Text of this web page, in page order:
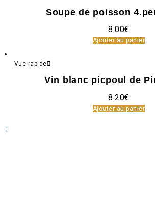
Soupe de poisson
8.00€
Ajouter au panier
Vue rapide
Vin blanc picpoul de
8.20€
Ajouter au panier